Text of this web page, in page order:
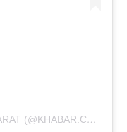
A POST SHARED BY KHABAR GUJARAT (@KHABAR.COMMUNICATION)